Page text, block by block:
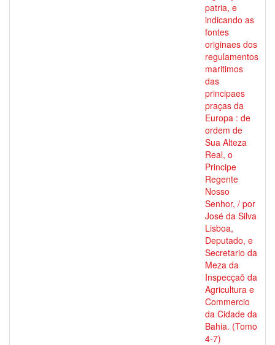
patria, e
indicando as
fontes
originaes dos
regulamentos
maritimos
das
principaes
praças da
Europa : de
ordem de
Sua Alteza
Real, o
Principe
Regente
Nosso
Senhor, / por
José da Silva
Lisboa,
Deputado, e
Secretario da
Meza da
Inspecçaõ da
Agricultura e
Commercio
da Cidade da
Bahia. (Tomo
4-7)